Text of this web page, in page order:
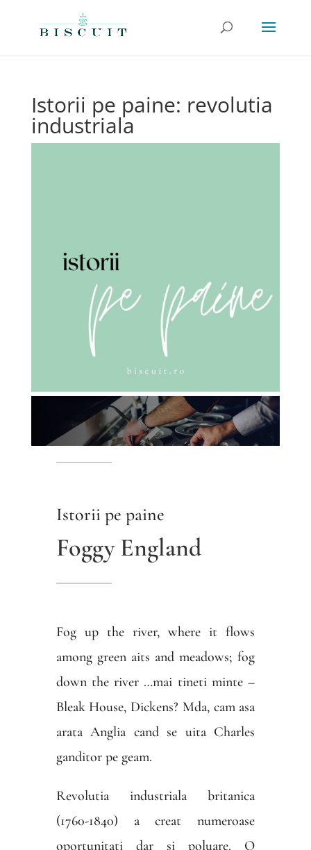
Istorii pe paine: revolutia
industriala
Istorii pe paine
Foggy England
Fog up the river, where it flows
among green aits and meadows; fog
down the river …mai tineti minte –
Bleak House, Dickens? Mda, cam asa
arata Anglia cand se uita Charles
ganditor pe geam.
Revolutia industriala britanica
(1760-1840) a creat numeroase
oportunitati dar si poluare. O